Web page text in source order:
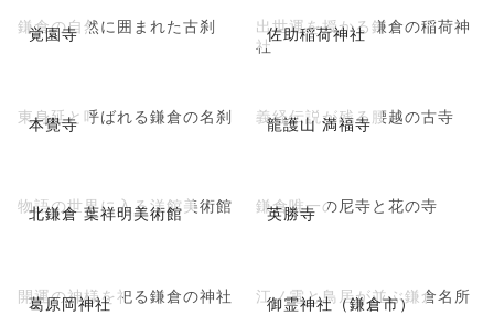
覚園寺
鎌倉の自然に囲まれた古刹 佐助稲荷神社
出世運を授かる鎌倉の稲荷神
社
本覺寺
東身延と呼ばれる鎌倉の名刹 龍護山 満福寺
義経伝説が残る腰越の古寺
北鎌倉 葉祥明美術館
物語の世界に入る洋館美術館 英勝寺
鎌倉唯一の尼寺と花の寺
葛原岡神社
開運の神様を祀る鎌倉の神社 御霊神社（鎌倉市）
江ノ電と鳥居が並ぶ鎌倉名所